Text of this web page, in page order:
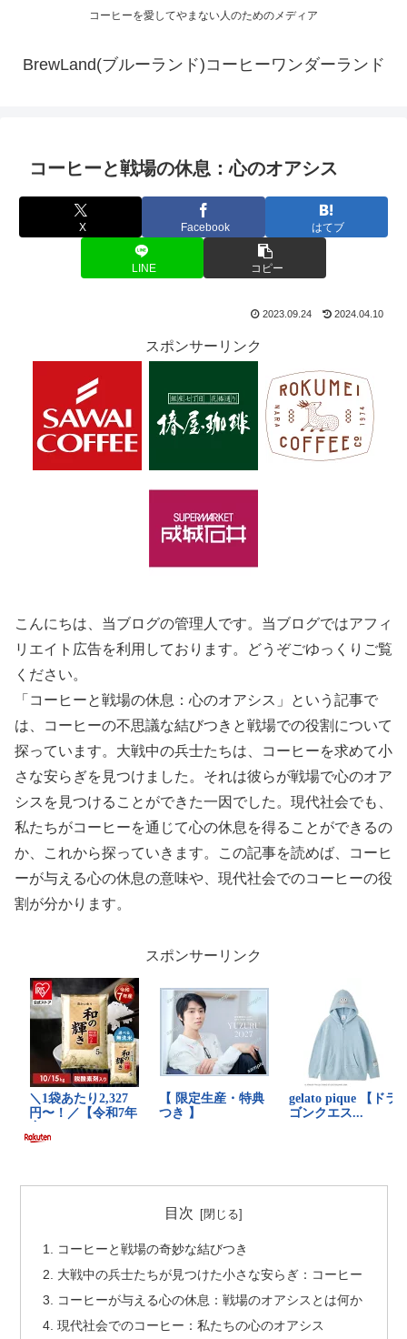
コーヒーを愛してやまない人のためのメディア
BrewLand(ブルーランド)コーヒーワンダーランド
コーヒーと戦場の休息：心のオアシス
X Facebook はてブ
LINE コピー
2023.09.24 2024.04.10
スポンサーリンク
こんにちは、当ブログの管理人です。当ブログではアフィ
リエイト広告を利用しております。どうぞごゆっくりご覧
ください。
「コーヒーと戦場の休息：心のオアシス」という記事で
は、コーヒーの不思議な結びつきと戦場での役割について
探っています。大戦中の兵士たちは、コーヒーを求めて小
さな安らぎを見つけました。それは彼らが戦場で心のオア
シスを見つけることができた一因でした。現代社会でも、
私たちがコーヒーを通じて心の休息を得ることができるの
か、これから探っていきます。この記事を読めば、コーヒ
ーが与える心の休息の意味や、現代社会でのコーヒーの役
割が分かります。
スポンサーリンク
目次
コーヒーと戦場の奇妙な結びつき
大戦中の兵士たちが見つけた小さな安らぎ：コーヒー
コーヒーが与える心の休息：戦場のオアシスとは何か
現代社会でのコーヒー：私たちの心のオアシス